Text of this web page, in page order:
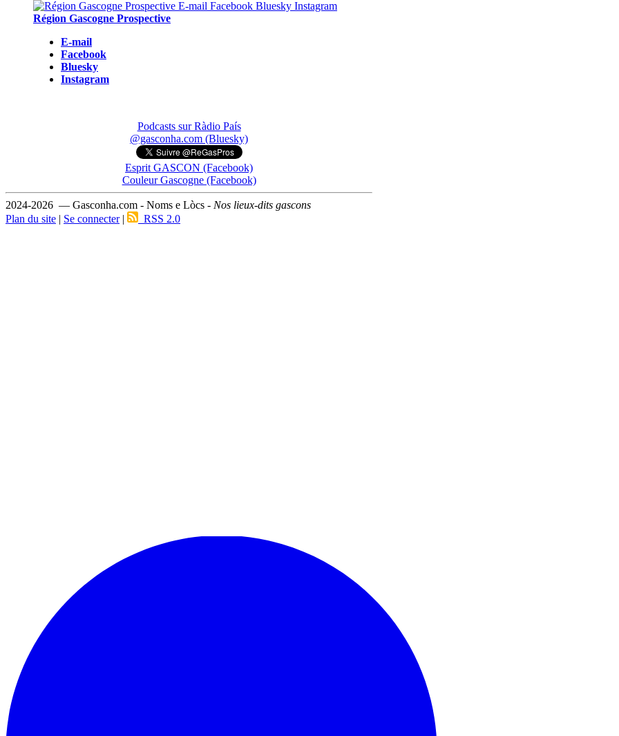
Région Gascogne Prospective
E-mail
Facebook
Bluesky
Instagram
Podcasts sur Ràdio País
@gasconha.com (Bluesky)
Esprit GASCON (Facebook)
Couleur Gascogne (Facebook)
2024-2026 — Gasconha.com - Noms e Lòcs - Nos lieux-dits gascons
Plan du site | Se connecter| RSS 2.0